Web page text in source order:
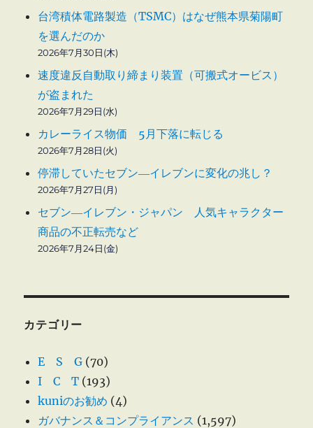
台湾積体電路製造（TSMC）はなぜ熊本県菊陽町
を選んだのか
2026年7月30日(木)
速度違反自動取り締まり装置（可搬式オービス）
が盗まれた
2026年7月29日(水)
カレーライス物価 5月下落に転じる
2026年7月28日(火)
停滞していたセブン―イレブンに変化の兆し？
2026年7月27日(月)
セブン―イレブン・ジャパン 人気キャラクター
商品の不正転売など
2026年7月24日(金)
カテゴリー
E S G (70)
I C T (193)
kuniのお勧め (4)
ガバナンス＆コンプライアンス (1,597)